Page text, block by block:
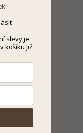
slevy je
košíku již